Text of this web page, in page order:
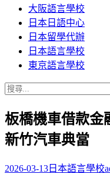
大阪語言學校
日本日語中心
日本留學代辦
日本語言學校
東京語言學校
搜
關
鍵
字:
板橋機車借款金
新竹汽車典當
2026-03-13 日本語言學校